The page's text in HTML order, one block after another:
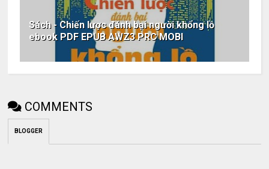
Sách - Chiến lược đánh bại người khổng lồ
ebook PDF EPUB AWZ3 PRC MOBI
COMMENTS
BLOGGER